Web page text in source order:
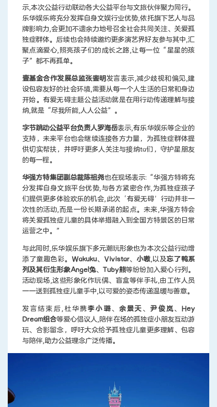
示,本次公益行动联动各大公益平台与文旅伙伴聚力同行。
乐华娱乐将充分发挥自身文娱行业优势,依托旗下艺人与品
牌影响力,会更加不遗余力地号召全社会共同关注、关爱孤
独症群体。后续也会持续邀约更多演艺界好友参与其中,汇
聚点滴爱心,照亮孩子们的成长之路,让每一位“星星的孩
子”都不再孤单。
壹基金合作发展总监张銮明发言表示,减少歧视和偏见,建
设包容友好的社会环境,需要从每一个人生活的日常和身边
开始。有爱无碍主题公益活动就是在用行动传递理解与接
纳,就是“尽我所能,人人公益”。
字节跳动公益平台负责人罗海岳表示,有乐华娱乐等企业的
支持，未来平台也会继续连接各方力量，为孤独症群体提
供切实帮扶，并呼吁更多人关注与接纳ta们，守护星朋友
的每一程。
华强方特集团副总裁陈祖尧也在现场表示:“华强方特将充
分发挥自身文旅平台优势,与各方紧密合作,为孤独症孩子
们提供更多体验欢乐的机会,此次‘有爱无碍’行动并非一
次性的活动,而是一份长期承诺的起点。未来,华强方特会
将关爱孤独症儿童的具体举措融入到全国方特景区的日常
运营之中。”
与此同时,乐华娱乐旗下多元潮玩形象也为本次公益行动增
添了童趣色彩。 Wakuku、 Vivistar、 小嗷,以及忘了鸭系
列及其衍生形象Angel兔、Tuby熊等纷纷加入爱心行列。
活动现场,这些形象化作玩偶、盲盒等伴手礼,由工作人员
一一送到孤独症儿童手中,以可爱的姿态传递温暖与善意。
发言结束后,杜华携李小璐、 余景天、尹俊岚、
Hey
Dream组合等爱心倡议人,陪伴在场的孤独症小朋友互动游
玩、合影留念，呼吁大众给予孤独症儿童更多理解、包容
与陪伴,助力公益理念广泛传播。